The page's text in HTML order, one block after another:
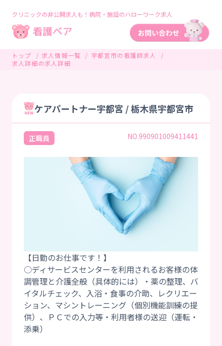
クリニックの非公開求人も！病院・施設のハローワーク求人
トップ 求人情報一覧
宇都宮市の看護師求人
求人詳細の求人詳細
ケアパートナー宇都宮 / 栃木県宇都宮市
正職員 NO.990901009411441
【日勤のお仕事です！】
○ディサービスセンターを利用されるお客様の体
調管理と介護全般（具体的には）・薬の整理、バ
イタルチェック、入浴・食事の介助、レクリエー
ション、マシントレーニング（個別機能訓練の提
供）、ＰＣでの入力等・利用者様の送迎（運転・